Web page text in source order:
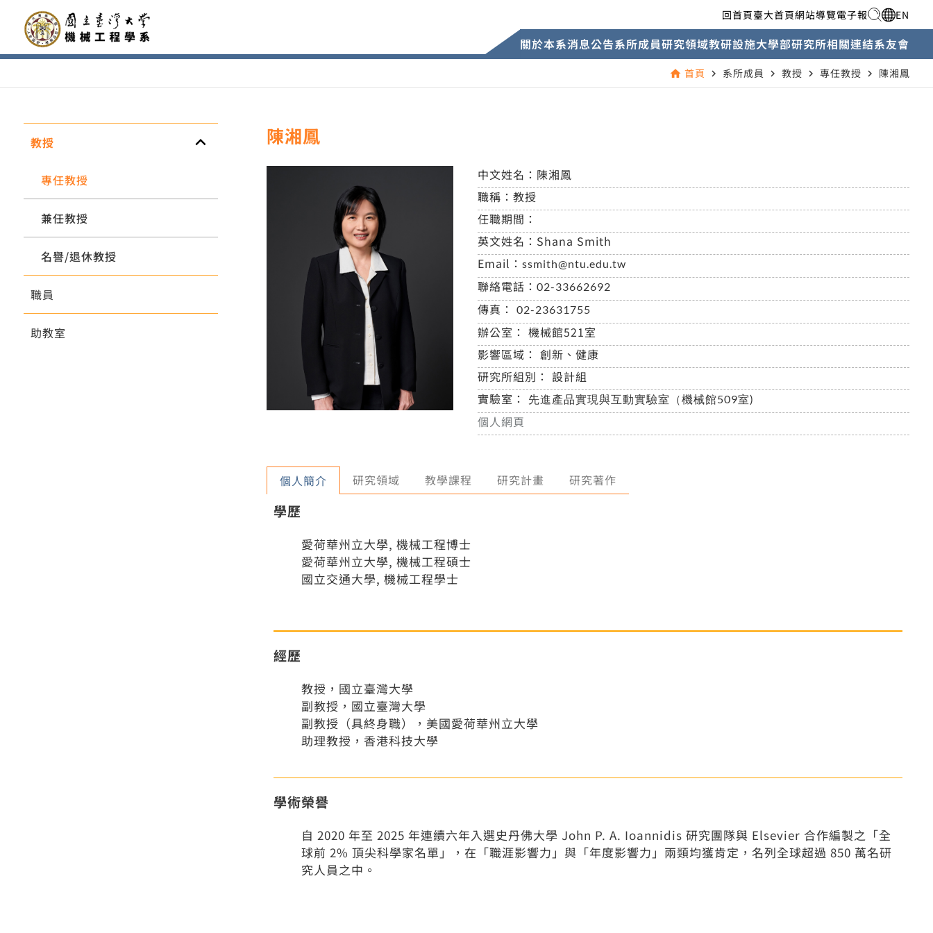
回首頁臺大首頁網站導覽電子報 EN
關於本系消息公告系所成員研究領域教研設施大學部研究所相關連結系友會
home 首頁 navigate_next 系所成員 navigate_next 教授 navigate_next 專任教授 navigate_next 陳湘鳳
教授 keyboard_arrow_up
專任教授
兼任教授
名譽/退休教授
職員
助教室
陳湘鳳
中文姓名： 陳湘鳳
職稱： 教授
任職期間：
英文姓名： Shana Smith
Email： ssmith@ntu.edu.tw
聯絡電話： 02-33662692
傳真： 02-23631755
辦公室： 機械館521室
影響區域： 創新、健康
研究所組別： 設計組
實驗室：
先進產品實現與互動實驗室（機械館509室)
個人網頁
個人簡介 研究領域 教學課程 研究計畫 研究著作
學歷
愛荷華州立大學, 機械工程博士
愛荷華州立大學, 機械工程碩士
國立交通大學, 機械工程學士
經歷
教授，國立臺灣大學
副教授，國立臺灣大學
副教授（具終身職），美國愛荷華州立大學
助理教授，香港科技大學
學術榮譽
自 2020 年至 2025 年連續六年入選史丹佛大學 John P. A. Ioannidis 研究團隊與 Elsevier 合作編製之「全
球前 2% 頂尖科學家名單」，在「職涯影響力」與「年度影響力」兩類均獲肯定，名列全球超過 850 萬名研
究人員之中。